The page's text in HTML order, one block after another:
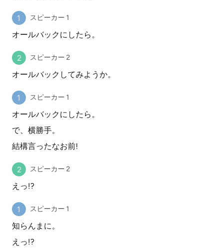
スピーカー 1
オールバックにしたら。
スピーカー 2
オールバックしてみようか。
スピーカー 1
オールバックにしたら。
で、横勝手。
結構言ったなお前!
スピーカー 2
えっ!?
スピーカー 1
知らんまに。
えっ!?